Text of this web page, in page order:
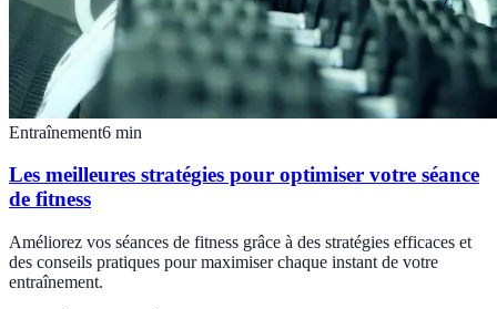
Entraînement6 min
Les meilleures stratégies pour optimiser votre séance
de fitness
Améliorez vos séances de fitness grâce à des stratégies efficaces et
des conseils pratiques pour maximiser chaque instant de votre
entraînement.